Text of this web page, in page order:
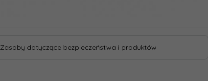
Zasoby dotyczące bezpieczeństwa i produktów